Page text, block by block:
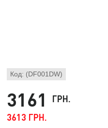
Код: (DF001DW)
3161
ГРН.
3613 ГРН.